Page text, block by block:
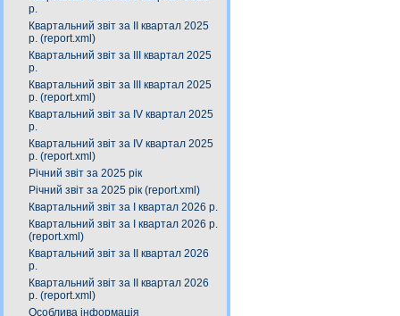
р.
Квартальний звіт за ІІ квартал 2025
р. (report.xml)
Квартальний звіт за ІIІ квартал 2025
р.
Квартальний звіт за ІІІ квартал 2025
р. (report.xml)
Квартальний звіт за ІV квартал 2025
р.
Квартальний звіт за ІV квартал 2025
р. (report.xml)
Річний звіт за 2025 рік
Річний звіт за 2025 рік (report.xml)
Квартальний звіт за І квартал 2026 р.
Квартальний звіт за І квартал 2026 р.
(report.xml)
Квартальний звіт за ІІ квартал 2026
р.
Квартальний звіт за ІІ квартал 2026
р. (report.xml)
Особлива інформація